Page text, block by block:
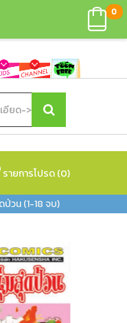
รายการโปรด (0)
0
วน (1-18 จบ)